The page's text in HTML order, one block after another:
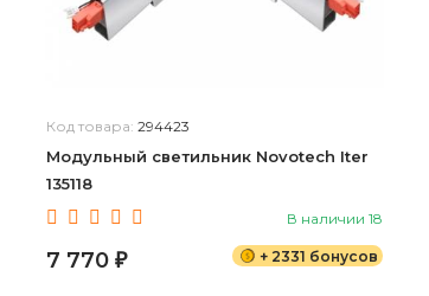
Код товара: 294423
Модульный светильник Novotech Iter
135118
В наличии 18
7 770 ₽ + 2331 бонусов